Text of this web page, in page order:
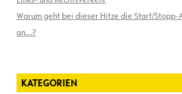
Warum geht bei dieser Hitze die Start/
an…?
KATEGORIEN